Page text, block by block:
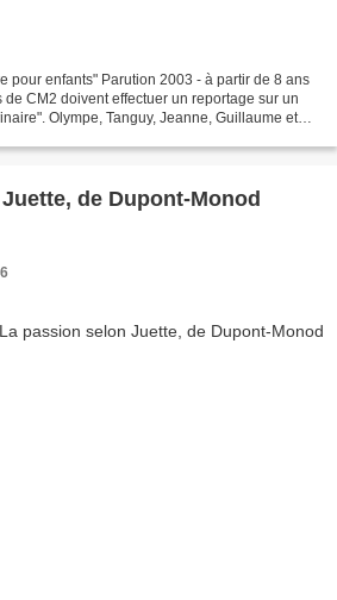
pour enfants" Parution 2003 - à partir de 8 ans
CM2 doivent effectuer un reportage sur un
Olympe, Tanguy, Jeanne, Guillaume et
de Dupont-Monod